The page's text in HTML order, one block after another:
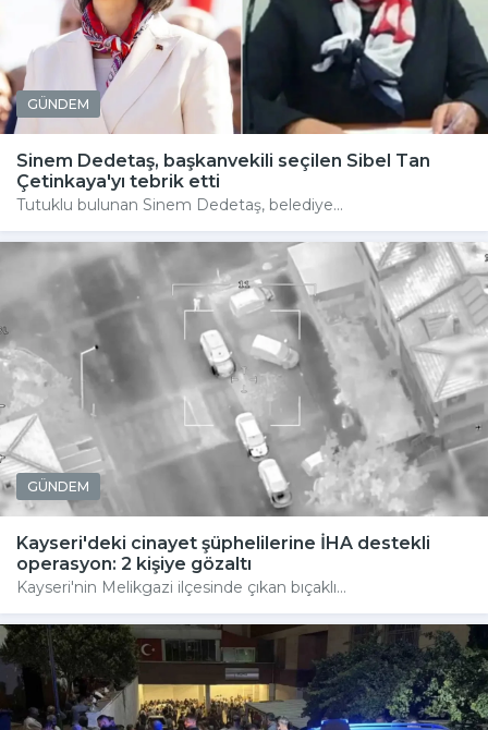
GÜNDEM
Sinem Dedetaş, başkanvekili seçilen Sibel Tan
Çetinkaya'yı tebrik etti
Tutuklu bulunan Sinem Dedetaş, belediye...
GÜNDEM
Kayseri'deki cinayet şüphelilerine İHA destekli
operasyon: 2 kişiye gözaltı
Kayseri'nin Melikgazi ilçesinde çıkan bıçaklı...